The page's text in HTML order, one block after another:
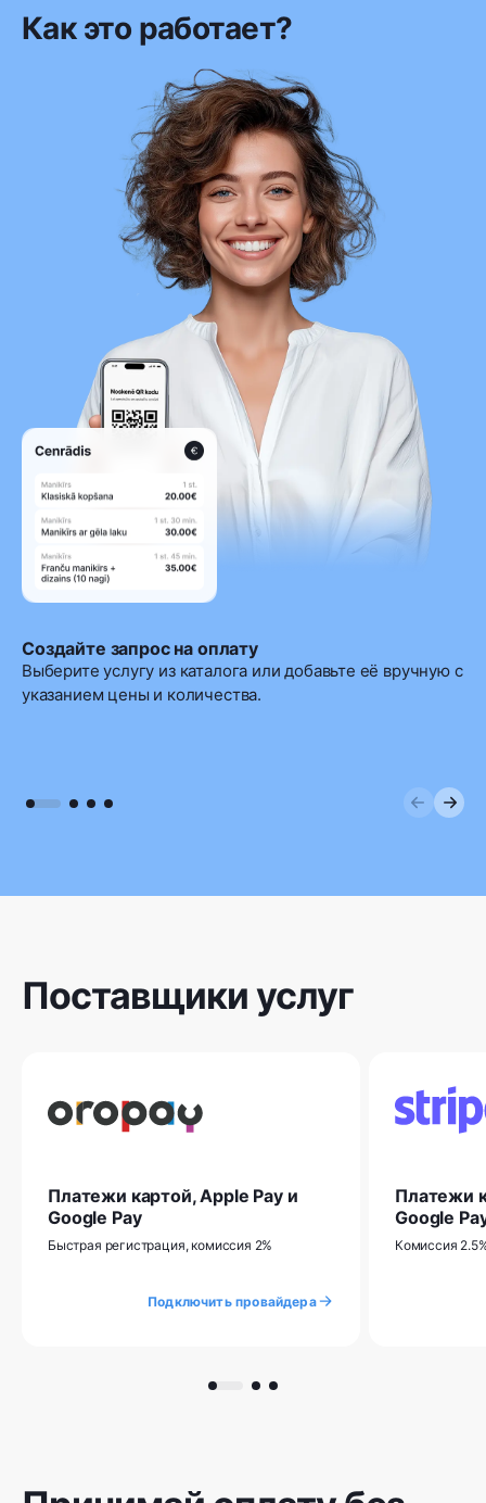
Как это работает?
Создайте запрос на оплату
Выберите услугу из каталога или добавьте её вручную с
указанием цены и количества.
Поставщики услуг
Платежи картой, Apple Pay и
Google Pay
Быстрая регистрация, комиссия 2%
Подключить провайдера
Платежи
Google
Комиссия